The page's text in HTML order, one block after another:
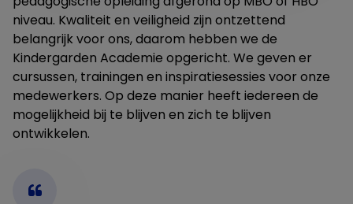
niveau. Kwaliteit en veiligheid zijn ontzettend
belangrijk voor ons, daarom hebben we de
Kindergarden Academie opgericht. We geven er
cursussen, trainingen en inspiratiesessies voor onze
medewerkers. Op deze manier heeft iedereen de
mogelijkheid bij te blijven en zich te blijven
ontwikkelen.